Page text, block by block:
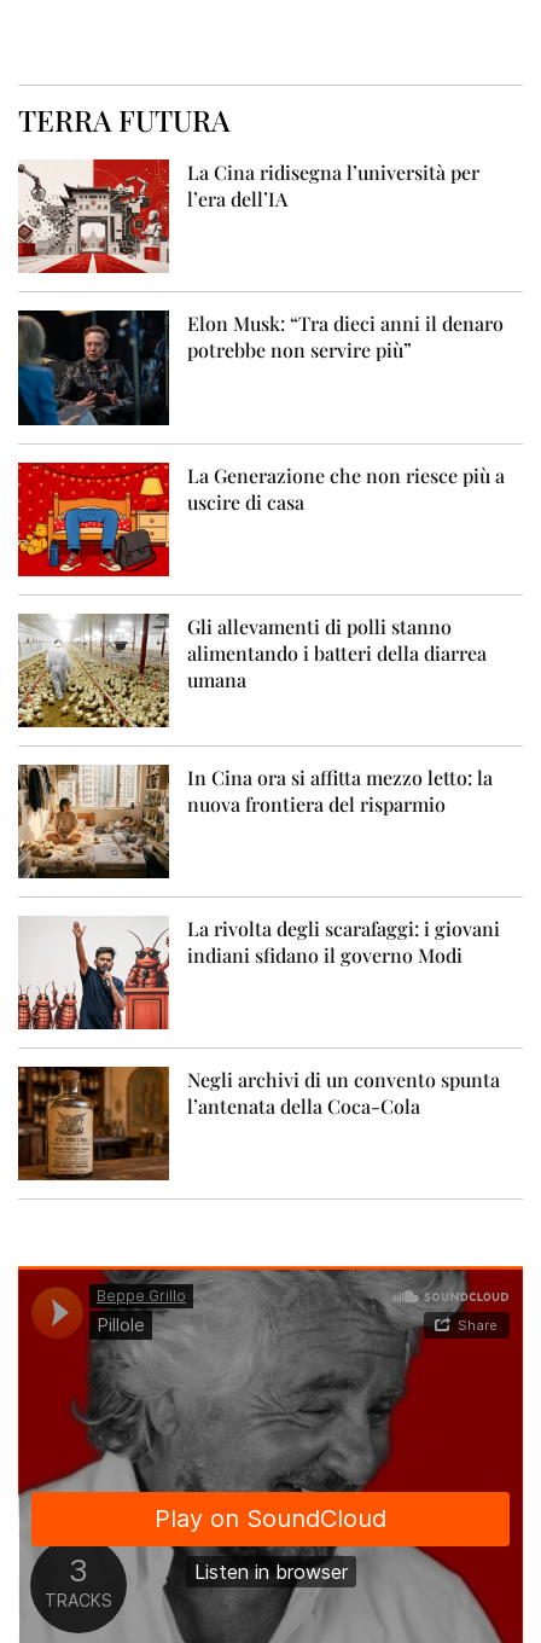
TERRA FUTURA
La Cina ridisegna l’università per
l’era dell’IA
Elon Musk: “Tra dieci anni il denaro
potrebbe non servire più”
La Generazione che non riesce più a
uscire di casa
Gli allevamenti di polli stanno
alimentando i batteri della diarrea
umana
In Cina ora si affitta mezzo letto: la
nuova frontiera del risparmio
La rivolta degli scarafaggi: i giovani
indiani sfidano il governo Modi
Negli archivi di un convento spunta
l’antenata della Coca-Cola